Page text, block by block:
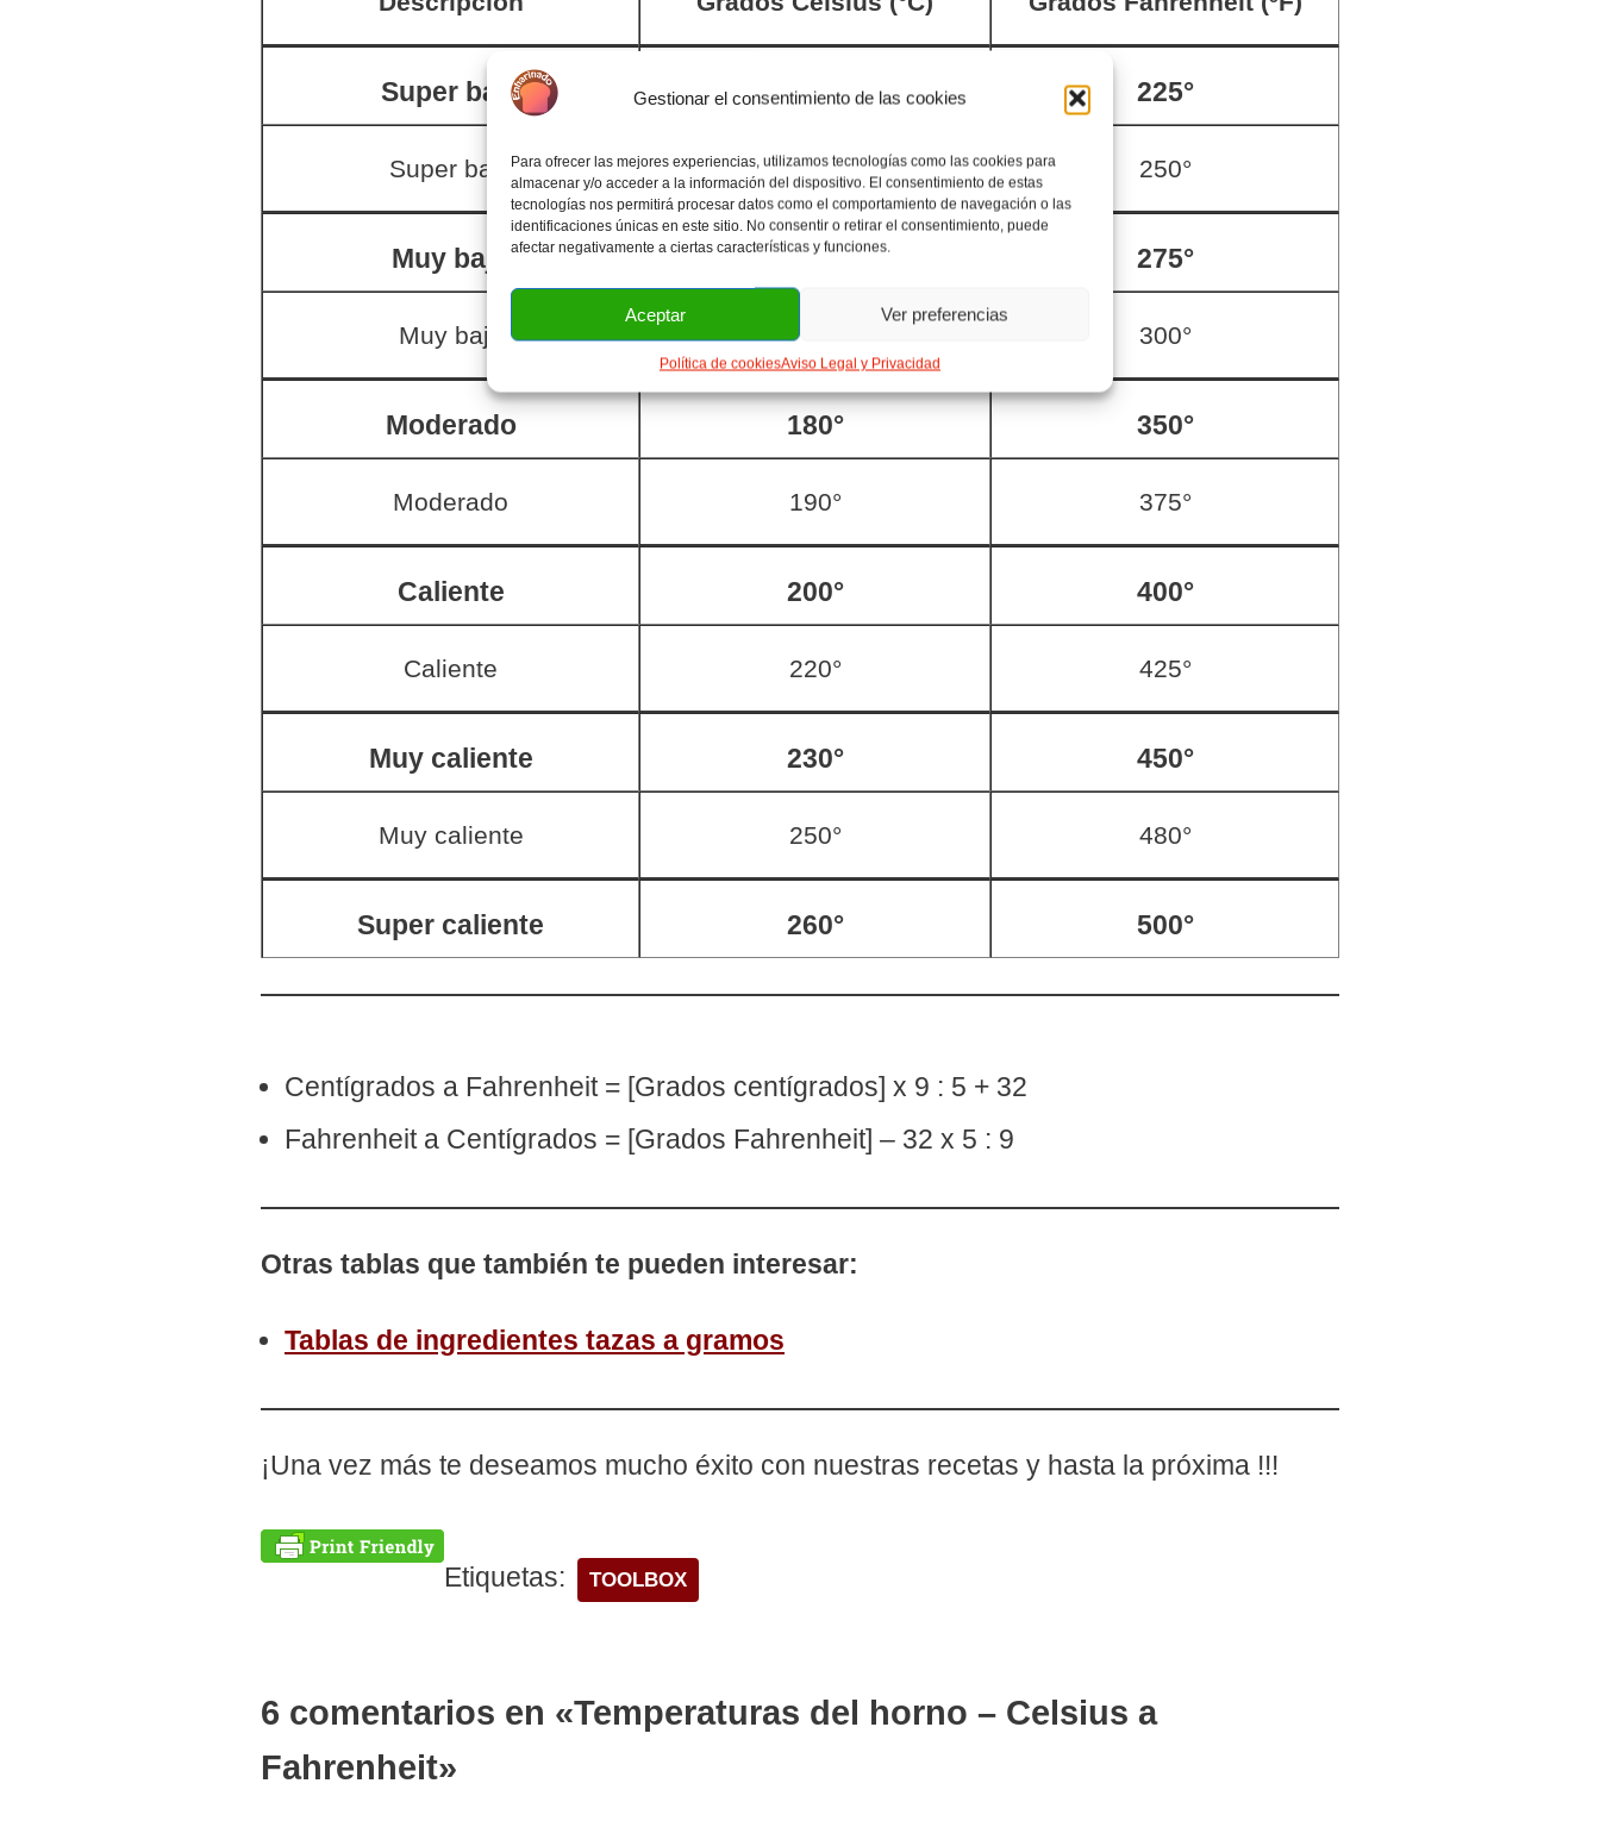
Gestionar el consentimiento de las cookies
Para ofrecer las mejores experiencias, utilizamos tecnologías como las cookies para
almacenar y/o acceder a la información del dispositivo. El consentimiento de estas
tecnologías nos permitirá procesar datos como el comportamiento de navegación o las
identificaciones únicas en este sitio. No consentir o retirar el consentimiento, puede
afectar negativamente a ciertas características y funciones.
Aceptar Ver preferencias
Política de cookiesAviso Legal y Privacidad
Super bajo 100° 225°
Super bajo 120° 250°
Muy bajo 140° 275°
Muy bajo 150° 300°
Moderado 180° 350°
Moderado 190° 375°
Caliente 200° 400°
Caliente 220° 425°
Muy caliente 230° 450°
Muy caliente 250° 480°
Super caliente 260° 500°
Centígrados a Fahrenheit = [Grados centígrados] x 9 : 5 + 32
Fahrenheit a Centígrados = [Grados Fahrenheit] – 32 x 5 : 9
Otras tablas que también te pueden interesar:
Tablas de ingredientes tazas a gramos
¡Una vez más te deseamos mucho éxito con nuestras recetas y hasta la próxima !!!
Etiquetas: TOOLBOX
6 comentarios en «Temperaturas del horno – Celsius a
Fahrenheit»